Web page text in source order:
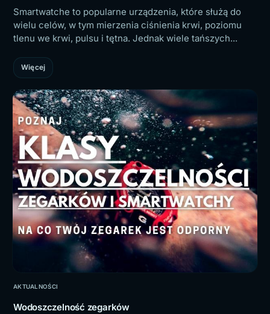
Smartwatche to popularne urządzenia, które służą do
wielu celów, w tym mierzenia ciśnienia krwi, poziomu
tlenu we krwi, pulsu i tętna. Jednak wiele tańszych...
Więcej
AKTUALNOŚCI
Wodoszczelność zegarków